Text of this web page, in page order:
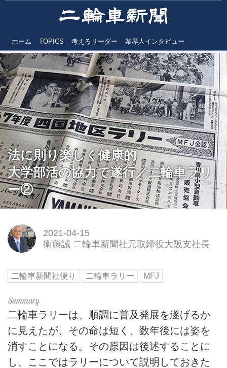
ホーム TOPICS 考えるリーダー 業界人インタビュー
法に則り楽しく健康的
大学部活の協力で遂行／二輪車ラリ
ー②
2021-04-15
衛藤誠 二輪車新聞社元取締役大阪支社長
二輪車新聞社便り 二輪車ラリー MFJ
二輪車ラリーは、順調に普及発展を遂げるか
に見えたが、その命は短く、数年後には姿を
消すことになる。その原因は後述することに
し、ここではラリーについて説明しておきた